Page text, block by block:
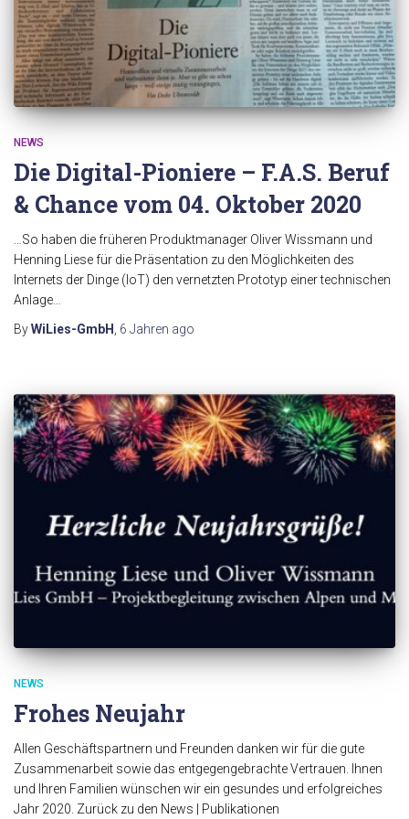
NEWS
Die Digital-Pioniere – F.A.S. Beruf
& Chance vom 04. Oktober 2020
…So haben die früheren Produktmanager Oliver Wissmann und
Henning Liese für die Präsentation zu den Möglichkeiten des
Internets der Dinge (IoT) den vernetzten Prototyp einer technischen
Anlage…
ByWiLies-GmbH 6 Jahren ago
NEWS
Frohes Neujahr
Allen Geschäftspartnern und Freunden danken wir für die gute
Zusammenarbeit sowie das entgegengebrachte Vertrauen. Ihnen
und Ihren Familien wünschen wir ein gesundes und erfolgreiches
Jahr 2020. Zurück zu den News | Publikationen